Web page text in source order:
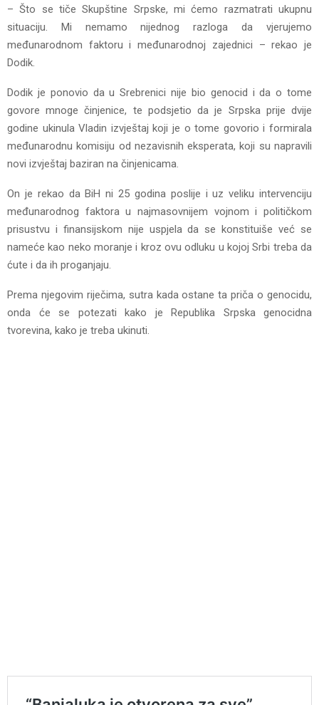
– Što se tiče Skupštine Srpske, mi ćemo razmatrati ukupnu
situaciju. Mi nemamo nijednog razloga da vjerujemo
međunarodnom faktoru i međunarodnoj zajednici – rekao je
Dodik.
Dodik je ponovio da u Srebrenici nije bio genocid i da o tome
govore mnoge činjenice, te podsjetio da je Srpska prije dvije
godine ukinula Vladin izvještaj koji je o tome govorio i formirala
međunarodnu komisiju od nezavisnih eksperata, koji su napravili
novi izvještaj baziran na činjenicama.
On je rekao da BiH ni 25 godina poslije i uz veliku intervenciju
međunarodnog faktora u najmasovnijem vojnom i političkom
prisustvu i finansijskom nije uspjela da se konstituiše već se
nameće kao neko moranje i kroz ovu odluku u kojoj Srbi treba da
ćute i da ih proganjaju.
Prema njegovim riječima, sutra kada ostane ta priča o genocidu,
onda će se potezati kako je Republika Srpska genocidna
tvorevina, kako je treba ukinuti.